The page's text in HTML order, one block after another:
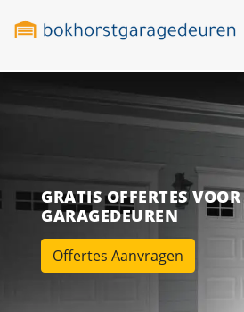
GRATIS OFFERTES VOOR
GARAGEDEUREN
Offertes Aanvragen